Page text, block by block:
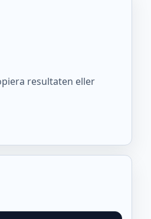
resultaten eller